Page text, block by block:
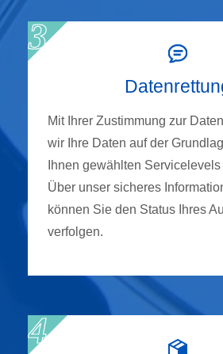
Mit Ihrer Zustimmung zur
wir Ihre Daten auf der
Ihnen gewählten
Über unser sicheres
können Sie den Status Ihres
verfolgen.